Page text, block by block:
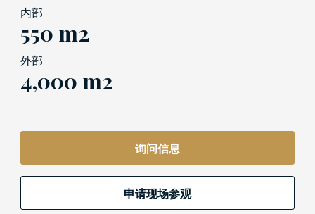
内部
550 m2
外部
4,000 m2
询问信息
申请现场参观